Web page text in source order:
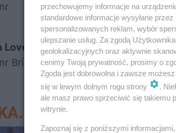
Love
Brieanna Grace Jason Ross
przechowujemy informacje na
standardowe informacje wysyłane
spersonalizowanych reklam, wybór
ulepszanie usług. Za zgodą
geolokalizacyjnych oraz aktywnie
cenimy Twoją prywatność, prosimy o
Zgoda jest dobrowolna i zawsze
się w lewym dolnym rogu strony
.
ale masz prawo sprzeciwić się takiemu
witrynie.
Zapoznaj się z poniższymi